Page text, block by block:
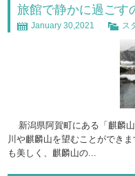
旅館で静かに過ごす
January 30,2021 ス
新潟県阿賀町にある「麒麟
川や麒麟山を望むことができ
も美しく、麒麟山の...